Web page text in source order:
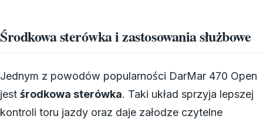
Środkowa sterówka i zastosowania służbowe
Jednym z powodów popularności DarMar 470 Open
jest środkowa sterówka. Taki układ sprzyja lepszej
kontroli toru jazdy oraz daje załodze czytelne